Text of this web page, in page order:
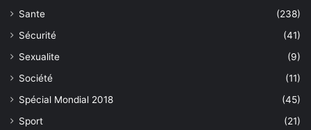
Sante
(238)
Sécurité
(41)
Sexualite
(9)
Société
(11)
Spécial Mondial 2018
(45)
Sport
(21)